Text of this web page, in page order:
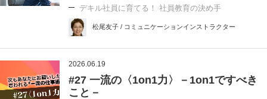
デキル社員に育てる！ 社員教育の決め手
松尾友子 / コミュニケーションインストラクター
2026.06.19
#27 一流の〈1on1力〉－1on1ですべき
こと－